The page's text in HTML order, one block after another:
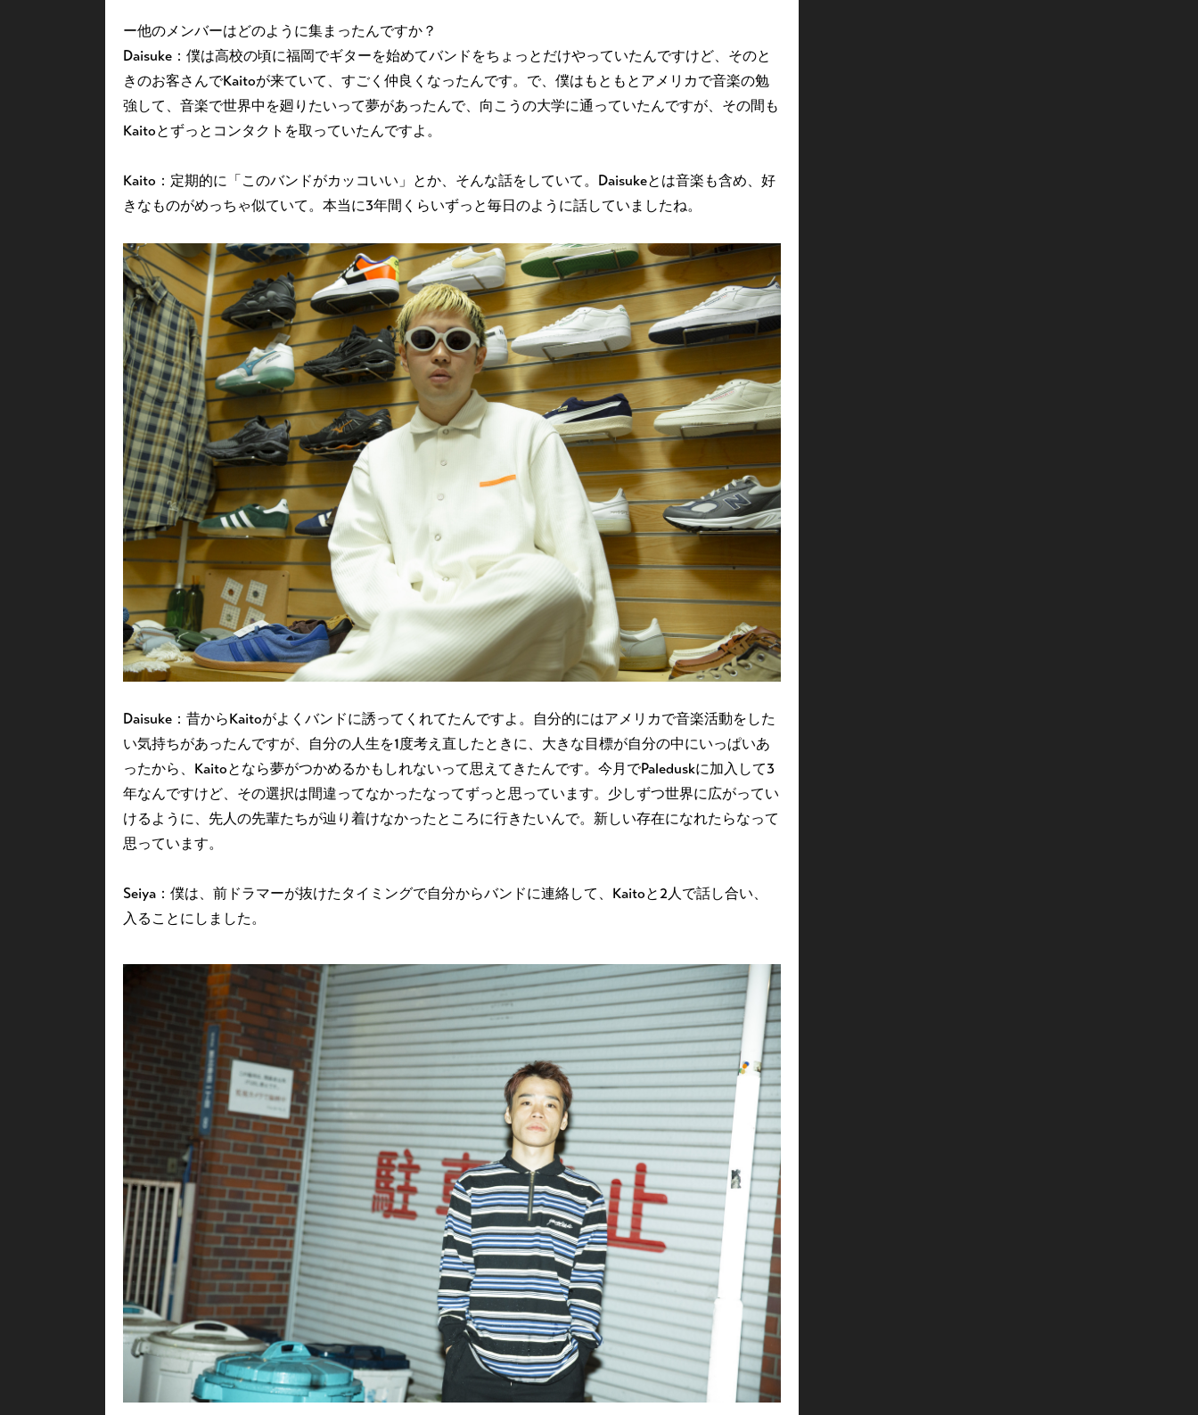
ー他のメンバーはどのように集まったんですか？
Daisuke：僕は高校の頃に福岡でギターを始めてバンドをちょっとだけやっていたんですけど、そのと
きのお客さんでKaitoが来ていて、すごく仲良くなったんです。で、僕はもともとアメリカで音楽の勉
強して、音楽で世界中を廻りたいって夢があったんで、向こうの大学に通っていたんですが、その間も
Kaitoとずっとコンタクトを取っていたんですよ。
Kaito：定期的に「このバンドがカッコいい」とか、そんな話をしていて。Daisukeとは音楽も含め、好
きなものがめっちゃ似ていて。本当に3年間くらいずっと毎日のように話していましたね。
Daisuke：昔からKaitoがよくバンドに誘ってくれてたんですよ。自分的にはアメリカで音楽活動をした
い気持ちがあったんですが、自分の人生を1度考え直したときに、大きな目標が自分の中にいっぱいあ
ったから、Kaitoとなら夢がつかめるかもしれないって思えてきたんです。今月でPaleduskに加入して3
年なんですけど、その選択は間違ってなかったなってずっと思っています。少しずつ世界に広がってい
けるように、先人の先輩たちが辿り着けなかったところに行きたいんで。新しい存在になれたらなって
思っています。
Seiya：僕は、前ドラマーが抜けたタイミングで自分からバンドに連絡して、Kaitoと2人で話し合い、
入ることにしました。